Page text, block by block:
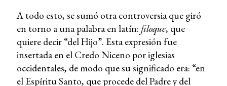
A todo esto, se sumó otra controversia que giró
en torno a una palabra en latín: filoque, que
quiere decir “del Hijo”. Esta expresión fue
insertada en el Credo Niceno por iglesias
occidentales, de modo que su significado era: “en
el Espíritu Santo, que procede del Padre y del